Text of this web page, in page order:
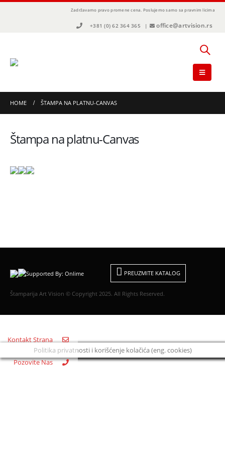
Zadržavamo pravo promene cena. Poslujemo samo sa pravnim licima
+381 (0) 62 364 365 | office@artvision.rs
HOME ŠTAMPA NA PLATNU-CANVAS
Štampa na platnu-Canvas
PREUZMITE KATALOG
Štamparija Art Vision © Copyright 2025. All Rights Reserved.
Politika privatnosti i korišćenje kolačića (eng. cookies)
Kontakt Strana
Pozovite Nas